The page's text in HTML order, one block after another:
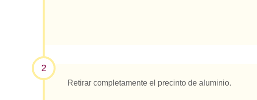
2
Retirar completamente el precinto de aluminio.